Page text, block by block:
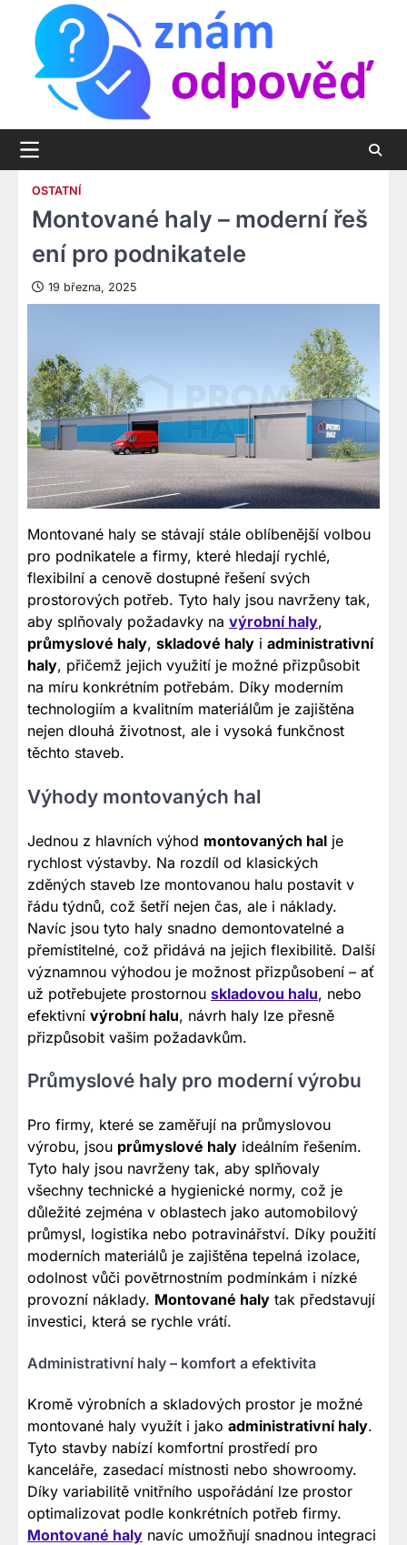
content
OSTATNÍ
Montované haly – moderní řeš
ení pro podnikatele
19 března, 2025
Montované haly se stávají stále oblíbenější volbou
pro podnikatele a firmy, které hledají rychlé,
flexibilní a cenově dostupné řešení svých
prostorových potřeb. Tyto haly jsou navrženy tak,
aby splňovaly požadavky na výrobní haly,
průmyslové haly, skladové haly i administrativní
haly, přičemž jejich využití je možné přizpůsobit
na míru konkrétním potřebám. Díky moderním
technologiím a kvalitním materiálům je zajištěna
nejen dlouhá životnost, ale i vysoká funkčnost
těchto staveb.
Výhody montovaných hal
Jednou z hlavních výhod montovaných hal je
rychlost výstavby. Na rozdíl od klasických
zděných staveb lze montovanou halu postavit v
řádu týdnů, což šetří nejen čas, ale i náklady.
Navíc jsou tyto haly snadno demontovatelné a
přemístitelné, což přidává na jejich flexibilitě. Další
významnou výhodou je možnost přizpůsobení – ať
už potřebujete prostornou skladovou halu, nebo
efektivní výrobní halu, návrh haly lze přesně
přizpůsobit vašim požadavkům.
Průmyslové haly pro moderní výrobu
Pro firmy, které se zaměřují na průmyslovou
výrobu, jsou průmyslové haly ideálním řešením.
Tyto haly jsou navrženy tak, aby splňovaly
všechny technické a hygienické normy, což je
důležité zejména v oblastech jako automobilový
průmysl, logistika nebo potravinářství. Díky použití
moderních materiálů je zajištěna tepelná izolace,
odolnost vůči povětrnostním podmínkám i nízké
provozní náklady. Montované haly tak představují
investici, která se rychle vrátí.
Administrativní haly – komfort a efektivita
Kromě výrobních a skladových prostor je možné
montované haly využít i jako administrativní haly.
Tyto stavby nabízí komfortní prostředí pro
kanceláře, zasedací místnosti nebo showroomy.
Díky variabilitě vnitřního uspořádání lze prostor
optimalizovat podle konkrétních potřeb firmy.
Montované haly navíc umožňují snadnou integraci